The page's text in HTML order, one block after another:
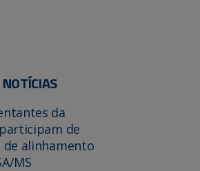
da
de
de alinhamento
MS